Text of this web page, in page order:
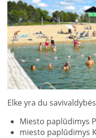
Elke yra du
Miesto paplūdimys
miesto paplūdimys